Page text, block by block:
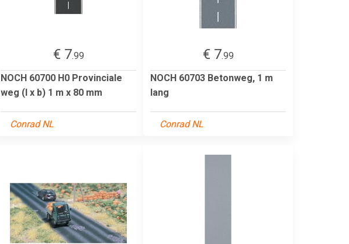
€ 7.99
NOCH 60700 H0 Provinciale
weg (l x b) 1 m x 80 mm
Conrad NL
€ 7.99
NOCH 60703 Betonweg, 1 m
lang
Conrad NL